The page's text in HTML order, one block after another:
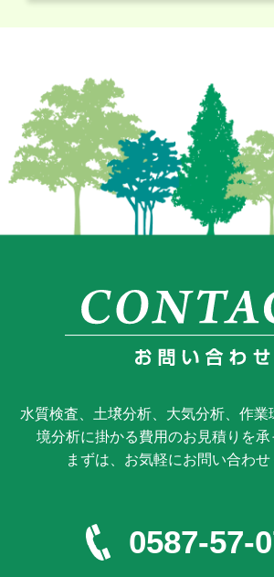
水質検査、土壌分析、大気分析、作業
境分析に掛かる費用のお見積りを承
まずは、お気軽にお問い合わせ
0587-57-